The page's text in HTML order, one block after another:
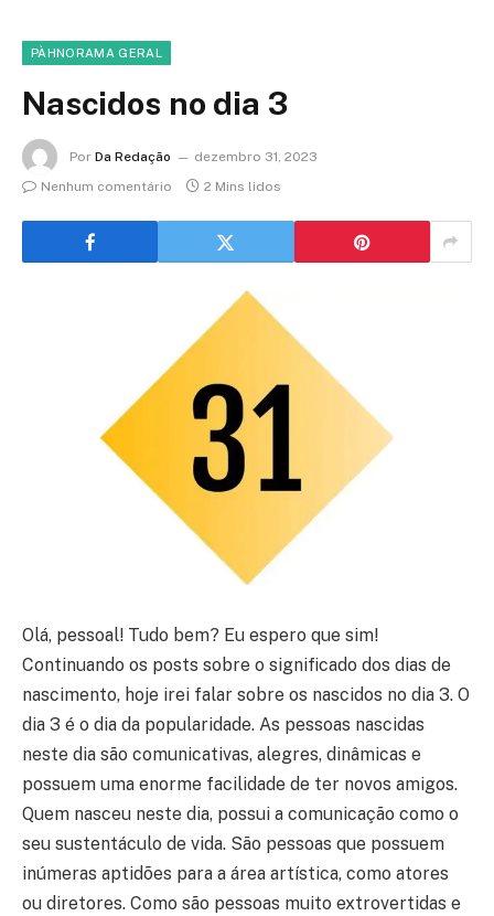
PÀHNORAMA GERAL
Nascidos no dia 3
Por Da Redação
dezembro 31, 2023
Nenhum comentário
2 Mins lidos
Olá, pessoal! Tudo bem? Eu espero que sim!
Continuando os posts sobre o significado dos dias de
nascimento, hoje irei falar sobre os nascidos no dia 3. O
dia 3 é o dia da popularidade. As pessoas nascidas
neste dia são comunicativas, alegres, dinâmicas e
possuem uma enorme facilidade de ter novos amigos.
Quem nasceu neste dia, possui a comunicação como o
seu sustentáculo de vida. São pessoas que possuem
inúmeras aptidões para a área artística, como atores
ou diretores. Como são pessoas muito extrovertidas e